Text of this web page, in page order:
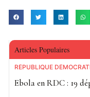
Articles Populaires
RÉPUBLIQUE
Ebola en RDC : 19